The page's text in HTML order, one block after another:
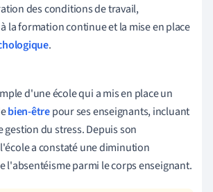
des conditions de travail,
la formation continue et la mise en place
.
d'une école qui a mis en place un
bien-êtrepour ses enseignants, incluant
gestion du stress. Depuis son
a constaté une diminution
l'absentéisme parmi le corps enseignant.